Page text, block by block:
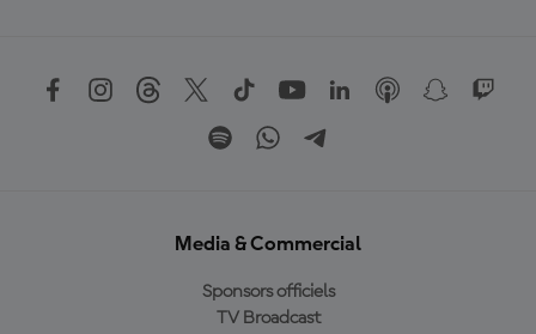
Media & Commercial
Sponsors officiels
TV Broadcast